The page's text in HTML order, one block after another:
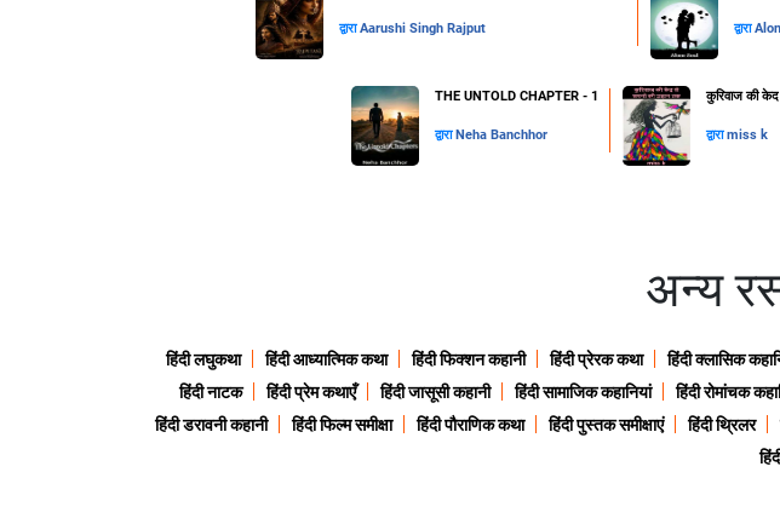
द्वाराAarushi Singh Rajput द्वारा
THE UNTOLD CHAPTER - 1
द्वारा Neha Banchhor
कुरिवाज की
द्वाराmiss k
अन्य
हिंदी लघुकथा हिंदी आध्यात्मिक कथा हिंदी फिक्शन कहानी हिंदी प्रेरक कथा हिंदी क्लासिक
हिंदी नाटक
हिंदी प्रेम कथाएँ हिंदी जासूसी कहानी हिंदी सामाजिक कहानियां हिंदी रोमांचक
हिंदी डरावनी कहानी
हिंदी फिल्म समीक्षा हिंदी पौराणिक कथा हिंदी पुस्तक समीक्षाएं हिंदी थ्रिलर